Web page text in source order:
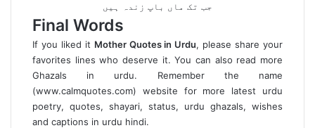
جب تک ماں باپ زندہ ہیں
Final Words
If you liked it Mother Quotes in Urdu, please share your
favorites lines who deserve it. You can also read more
Ghazals in urdu. Remember the name
(www.calmquotes.com) website for more latest urdu
poetry, quotes, shayari, status, urdu ghazals, wishes
and captions in urdu hindi.